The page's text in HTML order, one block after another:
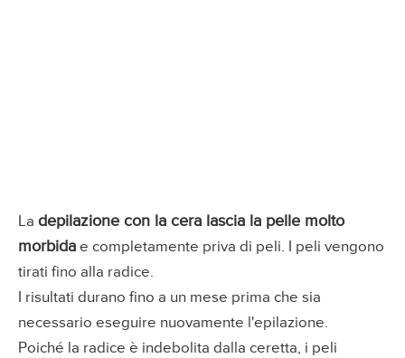
La depilazione con la cera lascia la pelle molto
morbida e completamente priva di peli. I peli vengono
tirati fino alla radice.
I risultati durano fino a un mese prima che sia
necessario eseguire nuovamente l'epilazione.
Poiché la radice è indebolita dalla ceretta, i peli